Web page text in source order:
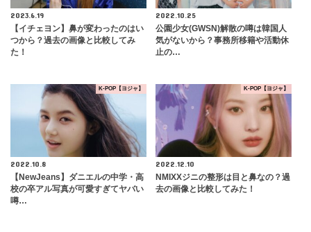
2023.6.19
【イチェヨン】鼻が変わったのはい
つから？過去の画像と比較してみ
た！
2022.10.25
公園少女(GWSN)解散の噂は韓国人
気がないから？事務所移籍や活動休
止の…
K-POP【ヨジャ】
2022.10.8
【NewJeans】ダニエルの中学・高
校の卒アル写真が可愛すぎてヤバい
噂…
K-POP【ヨジャ】
2022.12.10
NMIXXジニの整形は目と鼻なの？過
去の画像と比較してみた！